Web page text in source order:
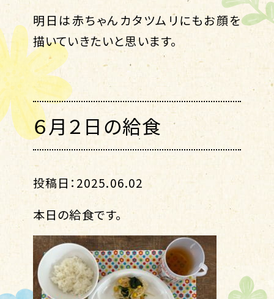
明日は赤ちゃんカタツムリにもお顔を
描いていきたいと思います。
６月２日の給食
投稿日：2025.06.02
本日の給食です。